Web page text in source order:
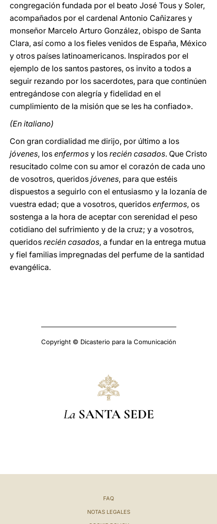
congregación fundada por el beato José Tous y Soler,
acompañados por el cardenal Antonio Cañizares y
monseñor Marcelo Arturo González, obispo de Santa
Clara, así como a los fieles venidos de España, México
y otros países latinoamericanos. Inspirados por el
ejemplo de los santos pastores, os invito a todos a
seguir rezando por los sacerdotes, para que continúen
entregándose con alegría y fidelidad en el
cumplimiento de la misión que se les ha confiado».
(En italiano)
Con gran cordialidad me dirijo, por último a los
jóvenes, los enfermos y los recién casados. Que Cristo
resucitado colme con su amor el corazón de cada uno
de vosotros, queridos jóvenes, para que estéis
dispuestos a seguirlo con el entusiasmo y la lozanía de
vuestra edad; que a vosotros, queridos enfermos, os
sostenga a la hora de aceptar con serenidad el peso
cotidiano del sufrimiento y de la cruz; y a vosotros,
queridos recién casados, a fundar en la entrega mutua
y fiel familias impregnadas del perfume de la santidad
evangélica.
Copyright © Dicasterio para la Comunicación
La SANTA SEDE
FAQ
NOTAS LEGALES